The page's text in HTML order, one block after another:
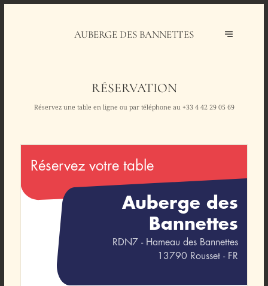
AUBERGE DES BANNETTES
RÉSERVATION
Réservez une table en ligne ou par téléphone au +33 4 42 29 05 69